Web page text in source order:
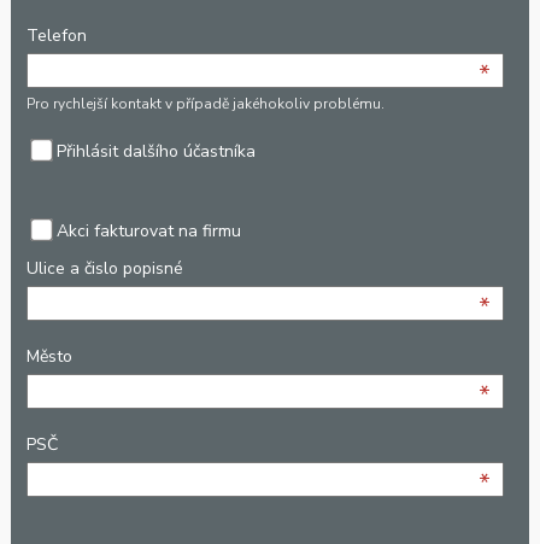
Telefon
*
Pro rychlejší kontakt v případě jakéhokoliv problému.
Přihlásit dalšího účastníka
Akci fakturovat na firmu
Ulice a čislo popisné
*
Město
*
PSČ
*